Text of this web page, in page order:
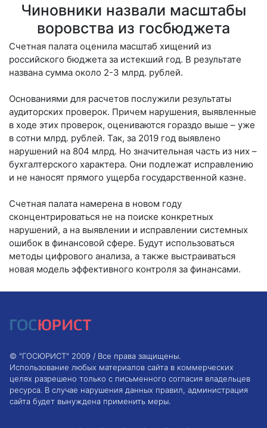
Чиновники назвали масштабы
воровства из госбюджета
Счетная палата оценила масштаб хищений из
российского бюджета за истекший год. В результате
названа сумма около 2-3 млрд. рублей.
Основаниями для расчетов послужили результаты
аудиторских проверок. Причем нарушения, выявленные
в ходе этих проверок, оцениваются гораздо выше – уже
в сотни млрд. рублей. Так, за 2019 год выявлено
нарушений на 804 млрд. Но значительная часть из них –
бухгалтерского характера. Они подлежат исправлению
и не наносят прямого ущерба государственной казне.
Счетная палата намерена в новом году
сконцентрироваться не на поиске конкретных
нарушений, а на выявлении и исправлении системных
ошибок в финансовой сфере. Будут использоваться
методы цифрового анализа, а также выстраиваться
новая модель эффективного контроля за финансами.
© "ГОСЮРИСТ" 2009 / Все права защищены.
Использование любых материалов сайта в коммерческих
целях разрешено только с письменного согласия владельцев
ресурса. В случае нарушения данных правил, администрация
сайта будет вынуждена применить меры.